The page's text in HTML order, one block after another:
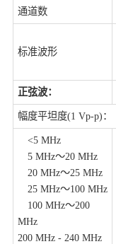
通道数
标准波形
正弦波：
幅度平坦度(1 Vp-p)：
<5 MHz
5 MHz～20 MHz
20 MHz～25 MHz
25 MHz～100 MHz
100 MHz～200
MHz
200 MHz - 240 MHz